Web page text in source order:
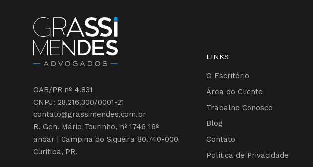
OAB/PR nº 4.831
CNPJ: 28.216.300/0001-21
contato@grassimendes.com.br
R. Gen. Mário Tourinho, nº 1746 16º
andar | Campina do Siqueira 80.740-000
Curitiba, PR.
LINKS
O Escritório
Área do Cliente
Trabalhe Conosco
Blog
Contato
Política de Privacidade